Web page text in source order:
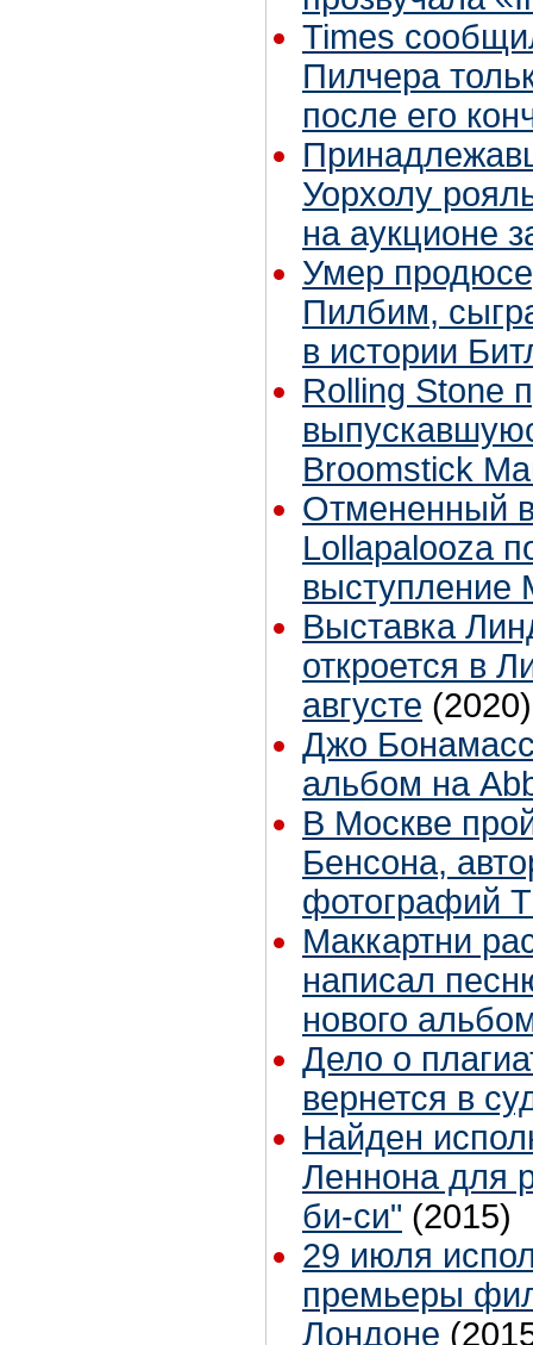
Times
Пилчера
после его
Уорхолу
на аукционе
Умер
Пилбим,
в истории
Rolling Stone
Broomstick
Отмененный
Lollapalooza
выступление
Выставка
откроется в
августе (2020)
Джо
альбом на
В Москве
Бенсона,
фотографий
Маккартни
написал
нового
Дело о
вернется в
Найден
Леннона для
би-си" (2015)
29 июля
премьеры
Лондоне